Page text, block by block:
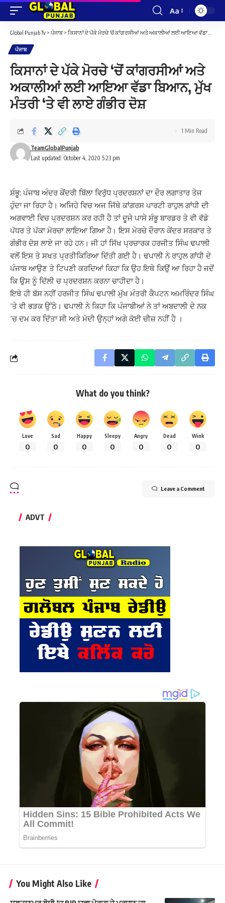
Font
Resizer
Aa
Global Punjab Tv > ਪੰਜਾਬ > ਕਿਸਾਨਾਂ ਦੇ ਪੱਕੇ ਮੋਰਚੇ ‘ਚੋਂ ਕਾਂਗਰਸੀਆਂ ਅਤੇ ਅਕਾਲੀਆਂ ਲਈ ਆਇਆ ਵੱਡਾ ਬਿਆਨ, ਮੁੱਖ ਮੰਤਰੀ ‘ਤੇ ਵੀ ਲਾਏ ਗੰਭੀਰ ਦੋਸ਼
ਪੰਜਾਬ
ਕਿਸਾਨਾਂ ਦੇ ਪੱਕੇ ਮੋਰਚੇ ‘ਚੋਂ ਕਾਂਗਰਸੀਆਂ ਅਤੇ
ਅਕਾਲੀਆਂ ਲਈ ਆਇਆ ਵੱਡਾ ਬਿਆਨ, ਮੁੱਖ
ਮੰਤਰੀ ‘ਤੇ ਵੀ ਲਾਏ ਗੰਭੀਰ ਦੋਸ਼
Last updated: October 4, 2020 5:23 pm
TeamGlobalPunjab
1 Min Read
ਸ਼ੰਭੂ: ਪੰਜਾਬ ਅੰਦਰ ਕੇਂਦਰੀ ਬਿੱਲਾ ਵਿਰੁੱਧ ਪ੍ਰਦਰਸ਼ਨਾਂ ਦਾ ਦੌਰ ਲਗਾਤਾਰ ਤੇਜ
ਹੁੰਦਾ ਜਾ ਰਿਹਾ ਹੈ। ਅਜਿਹੇ ਵਿਚ ਅਜ ਜਿੱਥੇ ਕਾਂਗਰਸ ਪਾਰਟੀ ਰਾਹੁਲ ਗਾਂਧੀ ਦੀ
ਅਗਵਾਈ ਵਿਚ ਪ੍ਰਦਰਸ਼ਨ ਕਰ ਰਹੀ ਹੈ ਤਾਂ ਦੂਜੇ ਪਾਸੇ ਸ਼ੰਭੂ ਬਾਰਡਰ ਤੇ ਵੀ ਵੱਡੇ
ਪੱਧਰ ਤੇ ਪੱਕਾ ਮੋਰਚਾ ਲਾਇਆ ਗਿਆ ਹੈ। ਇਸ ਮੋਰਚੇ ਦੌਰਾਨ ਕੇਂਦਰ ਸਰਕਾਰ ਤੇ
ਗੰਭੀਰ ਦੋਸ਼ ਲਾਏ ਜਾ ਰਹੇ ਹਨ। ਜੀ ਹਾਂ ਸਿੱਖ ਪ੍ਰਚਾਰਕ ਹਰਜੀਤ ਸਿੰਘ ਢਪਾਲੀ
ਵਲੋਂ ਇਸ ਤੇ ਸਖਤ ਪ੍ਰਤੀਕਿਰਿਆ ਦਿੱਤੀ ਗਈ ਹੈ। ਢਪਾਲੀ ਨੇ ਰਾਹੁਲ ਗਾਂਧੀ ਦੇ
ਪੰਜਾਬ ਆਉਣ ਤੇ ਟਿਪਣੀ ਕਰਦਿਆਂ ਕਿਹਾ ਕਿ ਉਹ ਇਥੇ ਕਿਉਂ ਆ ਰਿਹਾ ਹੈ ਜਦੋਂ
ਕਿ ਉਸ ਨੂੰ ਦਿੱਲੀ ਚ ਪ੍ਰਦਰਸ਼ਨ ਕਰਨਾ ਚਾਹੀਦਾ ਹੈ।
ਇਥੇ ਹੀ ਬੱਸ ਨਹੀਂ ਹਰਜੀਤ ਸਿੰਘ ਢਪਾਲੀ ਮੁੱਖ ਮੰਤਰੀ ਕੈਪਟਨ ਅਮਰਿੰਦਰ ਸਿੰਘ
‘ਤੇ ਵੀ ਭੜਕ ਉੱਠੇ। ਢਪਾਲੀ ਨੇ ਕਿਹਾ ਕਿ ਪੰਜਾਬੀਆਂ ਨੇ ਤਾਂ ਅਬਦਾਲੀ ਦੇ ਨਕ
‘ਚ ਦਮ ਕਰ ਦਿੱਤਾ ਸੀ ਅਤੇ ਮੋਦੀ ਉਨ੍ਹਾਂ ਅਗੇ ਕੋਈ ਚੀਜ਼ ਨਹੀਂ ਹੈ ।
What do you think?
Love
0
Sad
0
Happy
0
Sleepy
0
Angry
0
Dead
0
Wink
0
Leave a Comment
ADVT
You Might Also Like